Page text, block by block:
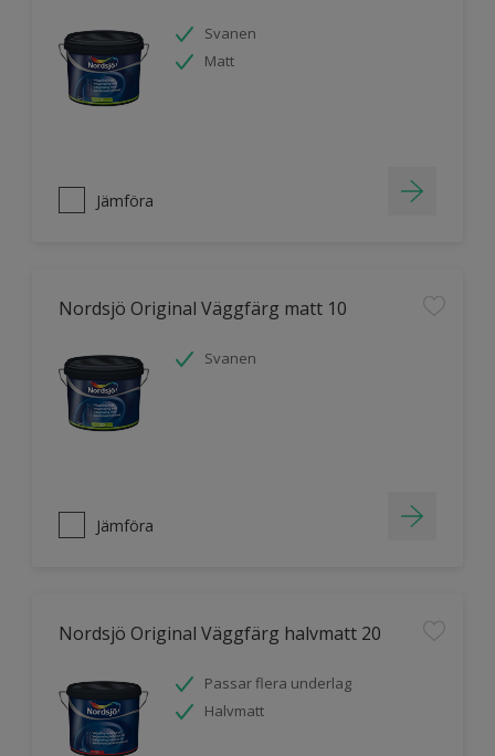
Svanen
Matt
Jämföra
Nordsjö Original Väggfärg matt 10
Svanen
Jämföra
Nordsjö Original Väggfärg halvmatt 20
Passar flera underlag
Halvmatt